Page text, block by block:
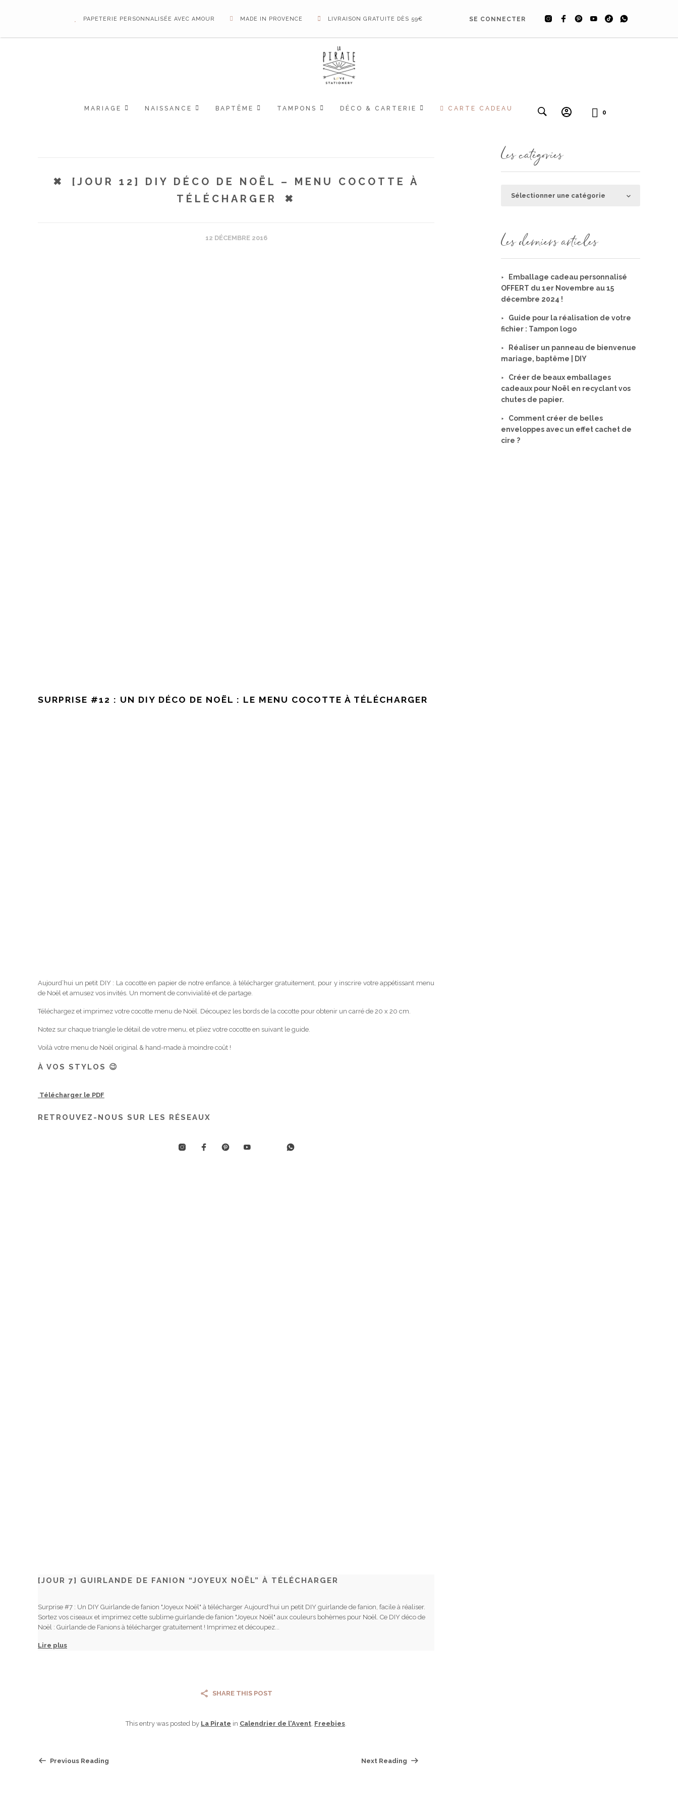
PAPETERIE PERSONNALISÉE AVEC AMOUR MADE IN PROVENCE LIVRAISON GRATUITE DÈS 59€ SE CONNECTER
MARIAGE NAISSANCE BAPTÊME TAMPONS DÉCO & CARTERIE CARTE CADEAU
0
[JOUR 12] DIY DÉCO DE NOËL – MENU COCOTTE À
TÉLÉCHARGER
12 DÉCEMBRE 2016
SURPRISE #12 : UN DIY DÉCO DE NOËL : LE MENU COCOTTE À TÉLÉCHARGER
Aujourd’hui un petit DIY : La cocotte en papier de notre enfance, à télécharger gratuitement, pour y inscrire votre appétissant menu
de Noël et amusez vos invités. Un moment de convivialité et de partage.
Téléchargez et imprimez votre cocotte menu de Noël. Découpez les bords de la cocotte pour obtenir un carré de 20 x 20 cm.
Notez sur chaque triangle le détail de votre menu, et pliez votre cocotte en suivant le guide.
Voilà votre menu de Noël original & hand-made à moindre coût !
À VOS STYLOS 😉
Télécharger le PDF
RETROUVEZ-NOUS SUR LES RÉSEAUX
[JOUR 7] GUIRLANDE DE FANION “JOYEUX NOËL” À TÉLÉCHARGER
Surprise #7 : Un DIY Guirlande de fanion "Joyeux Noël" à télécharger Aujourd'hui un petit DIY guirlande de fanion, facile à réaliser.
Sortez vos ciseaux et imprimez cette sublime guirlande de fanion "Joyeux Noël" aux couleurs bohèmes pour Noël. Ce DIY déco de
Noël : Guirlande de Fanions à télécharger gratuitement ! Imprimez et découpez...
Lire plus
SHARE THIS POST
This entry was posted by La Pirate in Calendrier de l'Avent, Freebies.
Previous Reading Next Reading
Les catégories
CATÉGORIES
Les derniers articles
Emballage cadeau personnalisé
OFFERT du 1er Novembre au 15
décembre 2024 !
Guide pour la réalisation de votre
fichier : Tampon logo
Réaliser un panneau de bienvenue
mariage, baptême | DIY
Créer de beaux emballages
cadeaux pour Noël en recyclant vos
chutes de papier.
Comment créer de belles
enveloppes avec un effet cachet de
cire ?